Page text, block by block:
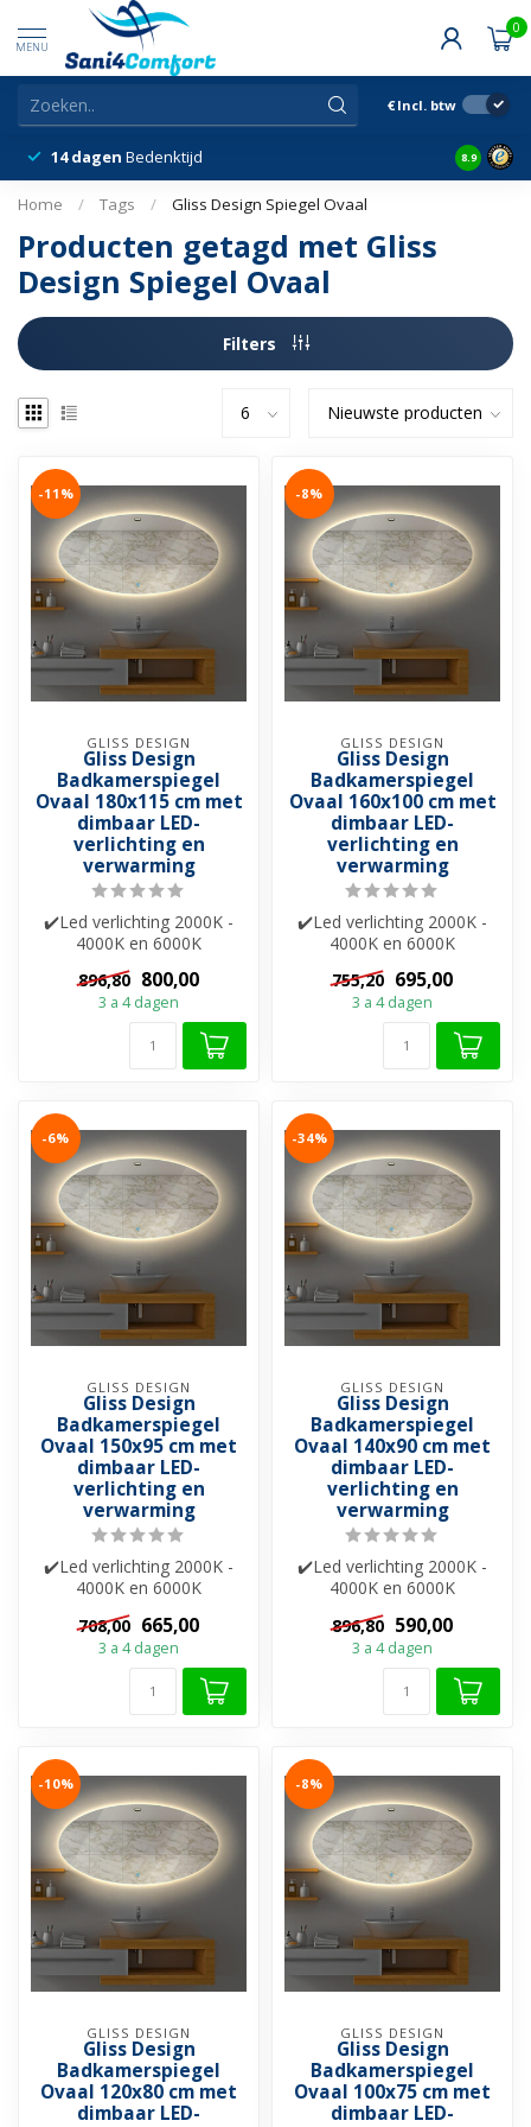
MENU
0
€ Incl. btw
14 dagen Bedenktijd Snelle
8.9
Home / Tags / Gliss Design Spiegel Ovaal
Producten getagd met Gliss
Design Spiegel Ovaal
Filters
-11%
GLISS DESIGN
Gliss Design
Badkamerspiegel
Ovaal 180x115 cm met
dimbaar LED-
verlichting en
verwarming
✔️Led verlichting 2000K -
4000K en 6000K
✔️Spiegelverwarming
✔️Touch bediening ✔...
896,80 800,00
3 a 4 dagen
-8%
GLISS DESIGN
Gliss Design
Badkamerspiegel
Ovaal 160x100 cm met
dimbaar LED-
verlichting en
verwarming
✔️Led verlichting 2000K -
4000K en 6000K
✔️Spiegelverwarming
✔️Touch bediening ✔...
755,20 695,00
3 a 4 dagen
-6%
GLISS DESIGN
Gliss Design
Badkamerspiegel
Ovaal 150x95 cm met
dimbaar LED-
verlichting en
verwarming
✔️Led verlichting 2000K -
4000K en 6000K
✔️Spiegelverwarming
✔️Touch bediening ✔...
708,00 665,00
3 a 4 dagen
-34%
GLISS DESIGN
Gliss Design
Badkamerspiegel
Ovaal 140x90 cm met
dimbaar LED-
verlichting en
verwarming
✔️Led verlichting 2000K -
4000K en 6000K
✔️Spiegelverwarming
✔️Touch bediening ✔...
896,80 590,00
3 a 4 dagen
-10%
GLISS DESIGN
Gliss Design
Badkamerspiegel
Ovaal 120x80 cm met
dimbaar LED-
-8%
GLISS DESIGN
Gliss Design
Badkamerspiegel
Ovaal 100x75 cm met
dimbaar LED-